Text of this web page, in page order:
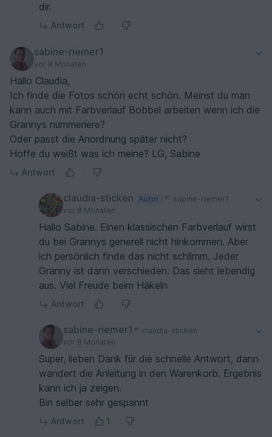
dir.
Antwort
sabine-riemer1
vor 8 Monaten
Hallo Claudia,
Ich finde die Fotos schön echt schön. Meinst du man
kann auch mit Farbverlauf Bobbel arbeiten wenn ich die
Grannys nummeriere?
Oder passt die Anordnung später nicht?
Hoffe du weißt was ich meine? LG, Sabine
Antwort
claudia-sticken Autor
sabine-riemer1
vor 8 Monaten
Hallo Sabine. Einen klassischen Farbverlauf wirst
du bei Grannys generell nicht hinkommen. Aber
ich persönlich finde das nicht schlimm. Jeder
Granny ist dann verschieden. Das sieht lebendig
aus. Viel Freude beim Häkeln
Antwort
sabine-riemer1
claudia-sticken
vor 8 Monaten
Super, lieben Dank für die schnelle Antwort, dann
wandert die Anleitung in den Warenkorb. Ergebnis
kann ich ja zeigen.
Bin selber sehr gespannt
Antwort 1